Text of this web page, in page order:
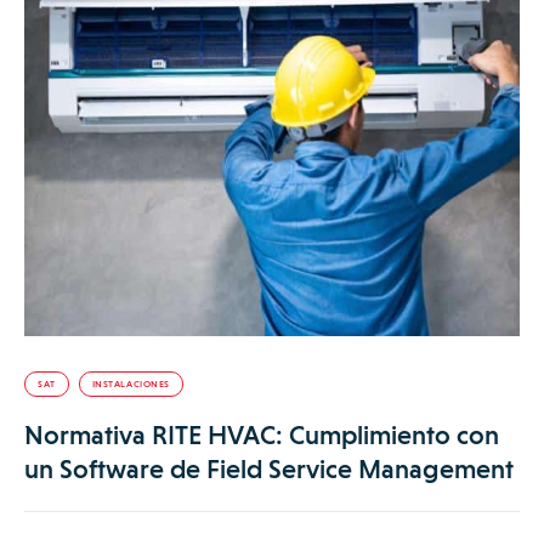
SAT INSTALACIONES
Normativa RITE HVAC: Cumplimiento con
un Software de Field Service Management